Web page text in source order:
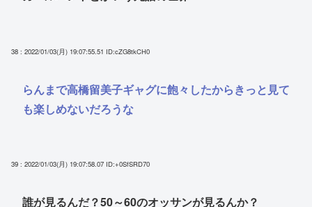
38 : 2022/01/03(月) 19:07:55.51 ID:cZG8tkCH0
らんまで高橋留美子ギャグに飽々したからきっと見て
も楽しめないだろうな
39 : 2022/01/03(月) 19:07:58.07 ID:+0SfSRD70
誰が見るんだ？50～60のオッサンが見るんか？